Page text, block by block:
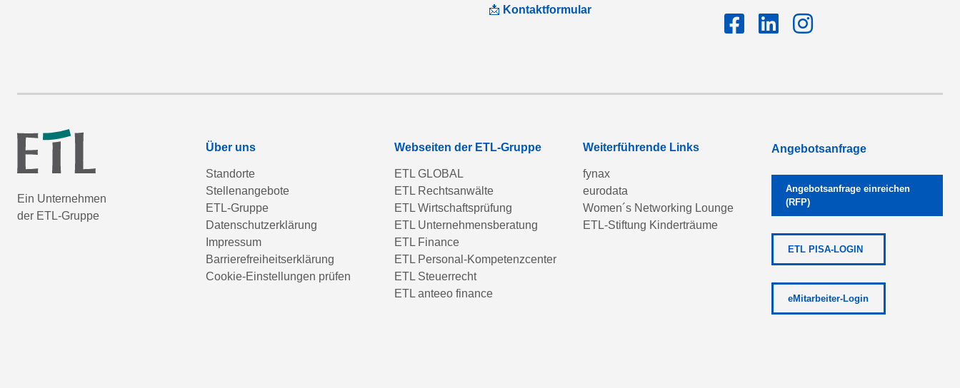
📩 Kontaktformular
Ein Unternehmen
der ETL-Gruppe
Über uns
Standorte
Stellenangebote
ETL-Gruppe
Datenschutzerklärung
Impressum
Barrierefreiheitserklärung
Cookie-Einstellungen prüfen
Webseiten der ETL-Gruppe
ETL GLOBAL
ETL Rechtsanwälte
ETL Wirtschaftsprüfung
ETL Unternehmensberatung
ETL Finance
ETL Personal-Kompetenzcenter
ETL Steuerrecht
ETL anteeo finance
Weiterführende Links
fynax
eurodata
Women´s Networking Lounge
ETL-Stiftung Kinderträume
Angebotsanfrage
Angebotsanfrage einreichen
(RFP)
ETL PISA-LOGIN
eMitarbeiter-Login